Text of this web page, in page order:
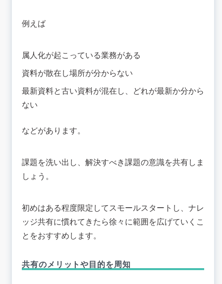
例えば
属人化が起こっている業務がある
資料が散在し場所が分からない
最新資料と古い資料が混在し、どれが最新か分から
ない
などがあります。
課題を洗い出し、解決すべき課題の意識を共有しま
しょう。
初めはある程度限定してスモールスタートし、ナレ
ッジ共有に慣れてきたら徐々に範囲を広げていくこ
とをおすすめします。
共有のメリットや目的を周知